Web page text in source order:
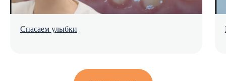
Спасаем улыбки